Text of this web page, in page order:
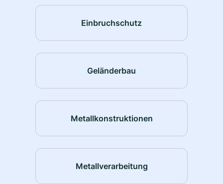
Einbruchschutz
Geländerbau
Metallkonstruktionen
Metallverarbeitung